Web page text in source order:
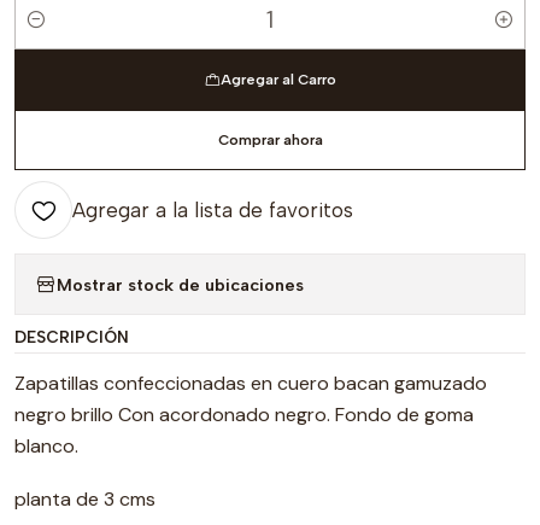
Cantidad
Agregar al Carro
Comprar ahora
Agregar a la lista de favoritos
Mostrar stock de ubicaciones
DESCRIPCIÓN
Zapatillas confeccionadas en cuero bacan gamuzado
negro brillo Con acordonado negro. Fondo de goma
blanco.
planta de 3 cms